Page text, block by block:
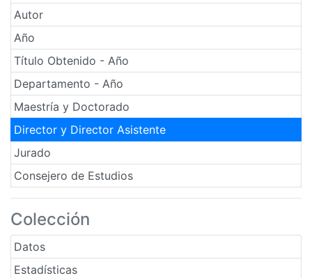
Autor
Año
Título Obtenido - Año
Departamento - Año
Maestría y Doctorado
Director y Director Asistente
Jurado
Consejero de Estudios
Colección
Datos
Estadísticas